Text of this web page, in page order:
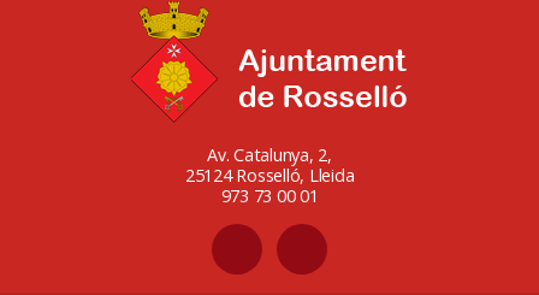
Av. Catalunya, 2,
25124 Rosselló, Lleida
973 73 00 01